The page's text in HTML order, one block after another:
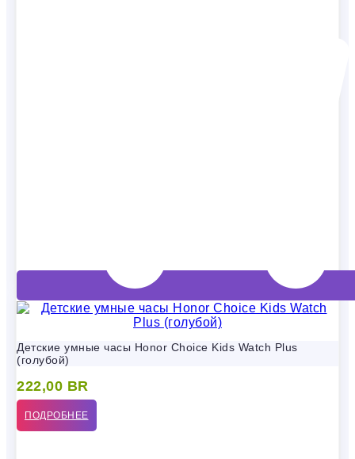
Детские умные часы Honor Choice Kids Watch Plus
(голубой)
222,00 BR
ПОДРОБНЕЕ